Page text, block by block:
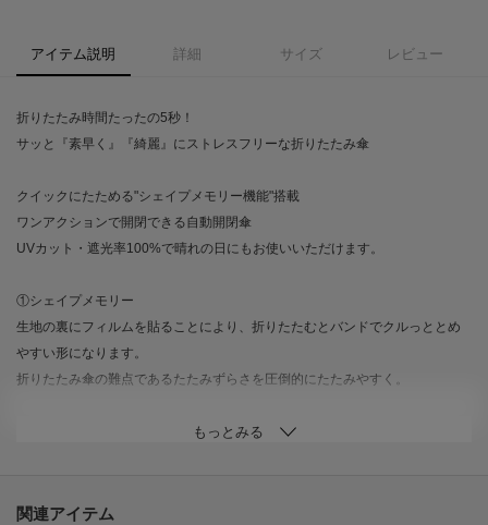
アイテム説明 詳細 サイズ レビュー
折りたたみ時間たったの5秒！
サッと『素早く』『綺麗』にストレスフリーな折りたたみ傘
クイックにたためる"シェイプメモリー機能"搭載
ワンアクションで開閉できる自動開閉傘
UVカット・遮光率100%で晴れの日にもお使いいただけます。
①シェイプメモリー
生地の裏にフィルムを貼ることにより、折りたたむとバンドでクルっととめ
やすい形になります。
折りたたみ傘の難点であるたたみずらさを圧倒的にたたみやすく。
②ＵＶカット・遮光率100％の日傘
遮熱効果もあります。
関連アイテム